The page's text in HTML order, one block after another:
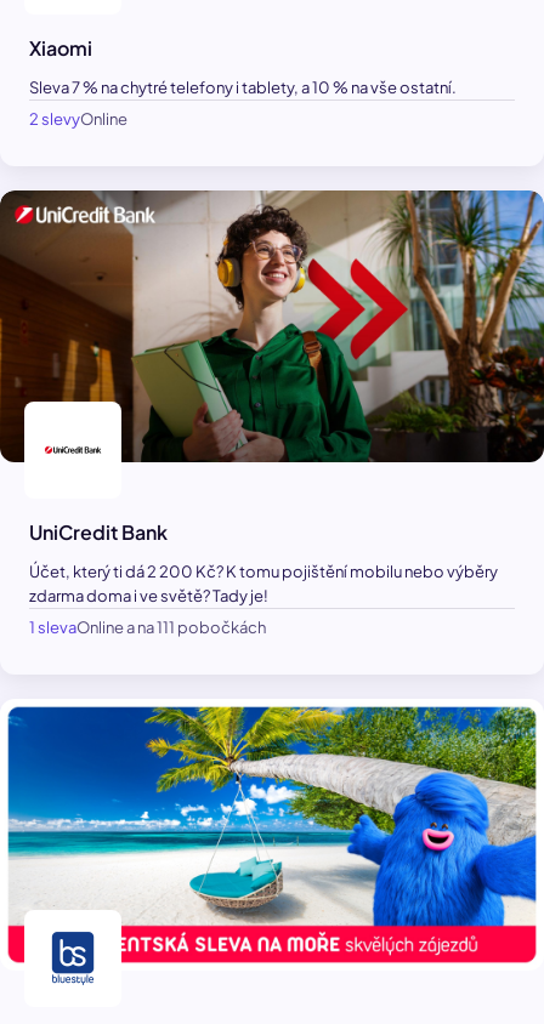
Xiaomi
Sleva 7 % na chytré telefony i tablety, a 10 % na vše ostatní.
2 slevyOnline
UniCredit Bank
Účet, který ti dá 2 200 Kč? K tomu pojištění mobilu nebo výběry
zdarma doma i ve světě? Tady je!
1 slevaOnline a na 111 pobočkách